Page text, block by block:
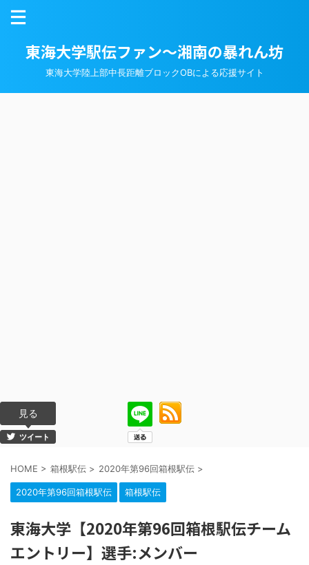
東海大学駅伝ファン～湘南の暴れん坊
東海大学陸上部中長距離ブロックOBによる応援サイト
見る
ツイート
HOME > 箱根駅伝 > 2020年第96回箱根駅伝 >
2020年第96回箱根駅伝 箱根駅伝
東海大学【2020年第96回箱根駅伝チーム
エントリー】選手:メンバー